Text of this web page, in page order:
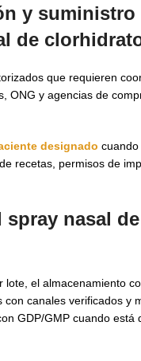
y suministro
de
que requieren
ONG y agencias de
designado
recetas, permisos de
spray nasal
el almacenamiento
con canales verificados
GDP/GMP cuando